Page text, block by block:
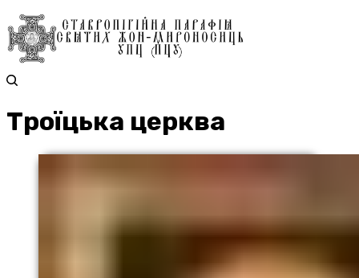
Троїцька церква